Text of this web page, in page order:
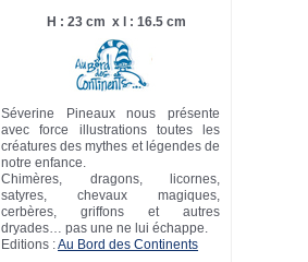
H : 23 cm x l : 16.5 cm
Séverine Pineaux nous présente
avec force illustrations toutes les
créatures des mythes et légendes de
notre enfance.
Chimères, dragons, licornes,
satyres, chevaux magiques,
cerbères, griffons et autres
dryades… pas une ne lui échappe.
Editions :Au Bord des Continents